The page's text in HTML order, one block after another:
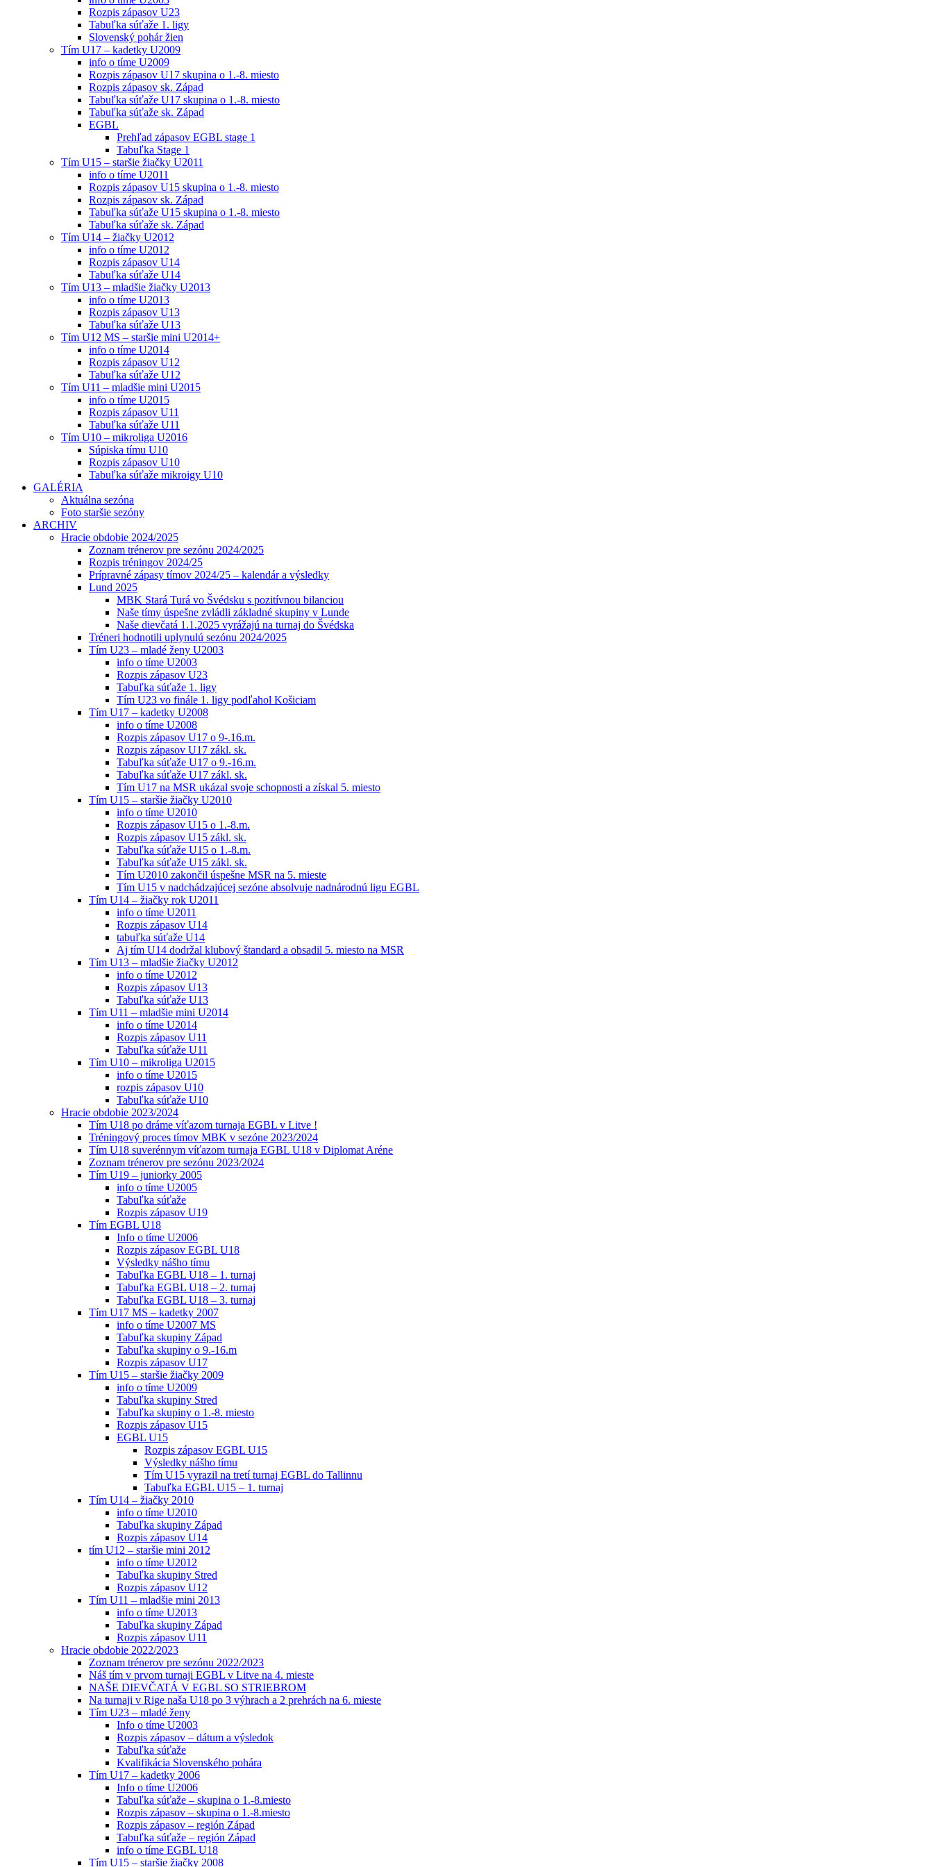
Rozpis zápasov U23
Tabuľka súťaže 1. ligy
Slovenský pohár žien
Tím U17 – kadetky U2009
info o tíme U2009
Rozpis zápasov U17 skupina o 1.-8. miesto
Rozpis zápasov sk. Západ
Tabuľka súťaže U17 skupina o 1.-8. miesto
Tabuľka súťaže sk. Západ
EGBL
Prehľad zápasov EGBL stage 1
Tabuľka Stage 1
Tím U15 – staršie žiačky U2011
info o tíme U2011
Rozpis zápasov U15 skupina o 1.-8. miesto
Rozpis zápasov sk. Západ
Tabuľka súťaže U15 skupina o 1.-8. miesto
Tabuľka súťaže sk. Západ
Tím U14 – žiačky U2012
info o tíme U2012
Rozpis zápasov U14
Tabuľka súťaže U14
Tím U13 – mladšie žiačky U2013
info o tíme U2013
Rozpis zápasov U13
Tabuľka súťaže U13
Tím U12 MS – staršie mini U2014+
info o tíme U2014
Rozpis zápasov U12
Tabuľka súťaže U12
Tím U11 – mladšie mini U2015
info o tíme U2015
Rozpis zápasov U11
Tabuľka súťaže U11
Tím U10 – mikroliga U2016
Súpiska tímu U10
Rozpis zápasov U10
Tabuľka súťaže mikroigy U10
GALÉRIA
Aktuálna sezóna
Foto staršie sezóny
ARCHIV
Hracie obdobie 2024/2025
Zoznam trénerov pre sezónu 2024/2025
Rozpis tréningov 2024/25
Prípravné zápasy tímov 2024/25 – kalendár a výsledky
Lund 2025
MBK Stará Turá vo Švédsku s pozitívnou bilanciou
Naše tímy úspešne zvládli základné skupiny v Lunde
Naše dievčatá 1.1.2025 vyrážajú na turnaj do Švédska
Tréneri hodnotili uplynulú sezónu 2024/2025
Tím U23 – mladé ženy U2003
info o tíme U2003
Rozpis zápasov U23
Tabuľka súťaže 1. ligy
Tím U23 vo finále 1. ligy podľahol Košiciam
Tím U17 – kadetky U2008
info o tíme U2008
Rozpis zápasov U17 o 9-.16.m.
Rozpis zápasov U17 zákl. sk.
Tabuľka súťaže U17 o 9.-16.m.
Tabuľka súťaže U17 zákl. sk.
Tím U17 na MSR ukázal svoje schopnosti a získal 5. miesto
Tím U15 – staršie žiačky U2010
info o tíme U2010
Rozpis zápasov U15 o 1.-8.m.
Rozpis zápasov U15 zákl. sk.
Tabuľka súťaže U15 o 1.-8.m.
Tabuľka súťaže U15 zákl. sk.
Tím U2010 zakončil úspešne MSR na 5. mieste
Tím U15 v nadchádzajúcej sezóne absolvuje nadnárodnú ligu EGBL
Tím U14 – žiačky rok U2011
info o tíme U2011
Rozpis zápasov U14
tabuľka súťaže U14
Aj tím U14 dodržal klubový štandard a obsadil 5. miesto na MSR
Tím U13 – mladšie žiačky U2012
info o tíme U2012
Rozpis zápasov U13
Tabuľka súťaže U13
Tím U11 – mladšie mini U2014
info o tíme U2014
Rozpis zápasov U11
Tabuľka súťaže U11
Tím U10 – mikroliga U2015
info o tíme U2015
rozpis zápasov U10
Tabuľka súťaže U10
Hracie obdobie 2023/2024
Tím U18 po dráme víťazom turnaja EGBL v Litve !
Tréningový proces tímov MBK v sezóne 2023/2024
Tím U18 suverénnym víťazom turnaja EGBL U18 v Diplomat Aréne
Zoznam trénerov pre sezónu 2023/2024
Tím U19 – juniorky 2005
info o tíme U2005
Tabuľka súťaže
Rozpis zápasov U19
Tím EGBL U18
Info o tíme U2006
Rozpis zápasov EGBL U18
Výsledky nášho tímu
Tabuľka EGBL U18 – 1. turnaj
Tabuľka EGBL U18 – 2. turnaj
Tabuľka EGBL U18 – 3. turnaj
Tím U17 MS – kadetky 2007
info o tíme U2007 MS
Tabuľka skupiny Západ
Tabuľka skupiny o 9.-16.m
Rozpis zápasov U17
Tím U15 – staršie žiačky 2009
info o tíme U2009
Tabuľka skupiny Stred
Tabuľka skupiny o 1.-8. miesto
Rozpis zápasov U15
EGBL U15
Rozpis zápasov EGBL U15
Výsledky nášho tímu
Tím U15 vyrazil na tretí turnaj EGBL do Tallinnu
Tabuľka EGBL U15 – 1. turnaj
Tím U14 – žiačky 2010
info o tíme U2010
Tabuľka skupiny Západ
Rozpis zápasov U14
tím U12 – staršie mini 2012
info o tíme U2012
Tabuľka skupiny Stred
Rozpis zápasov U12
Tím U11 – mladšie mini 2013
info o tíme U2013
Tabuľka skupiny Západ
Rozpis zápasov U11
Hracie obdobie 2022/2023
Zoznam trénerov pre sezónu 2022/2023
Náš tím v prvom turnaji EGBL v Litve na 4. mieste
NAŠE DIEVČATÁ V EGBL SO STRIEBROM
Na turnaji v Rige naša U18 po 3 výhrach a 2 prehrách na 6. mieste
Tím U23 – mladé ženy
Info o tíme U2003
Rozpis zápasov – dátum a výsledok
Tabuľka súťaže
Kvalifikácia Slovenského pohára
Tím U17 – kadetky 2006
Info o tíme U2006
Tabuľka súťaže – skupina o 1.-8.miesto
Rozpis zápasov – skupina o 1.-8.miesto
Rozpis zápasov – región Západ
Tabuľka súťaže – región Západ
info o tíme EGBL U18
Tím U15 – staršie žiačky 2008